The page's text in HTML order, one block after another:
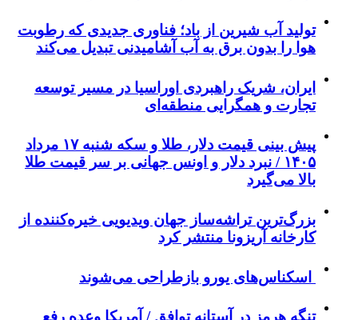
تولید آب شیرین از باد؛ فناوری جدیدی که رطوبت
هوا را بدون برق به آب آشامیدنی تبدیل می‌کند
ایران، شریک راهبردی اوراسیا در مسیر توسعه
تجارت و همگرایی منطقه‌ای
پیش ‌بینی قیمت دلار، طلا و سکه شنبه ۱۷ مرداد
۱۴۰۵ / نبرد دلار و اونس جهانی بر سر قیمت طلا
بالا می‌گیرد
بزرگ‌ترین تراشه‌ساز جهان ویدیویی خیره‌کننده از
کارخانه آریزونا منتشر کرد
اسکناس‌های یورو بازطراحی می‌شوند